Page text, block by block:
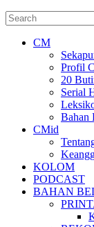
CM
Profil
20
Serial
Bahan
CMid
KOLOM
PODCAST
BAHAN